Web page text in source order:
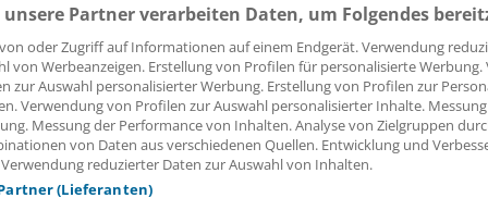
vergessen?
Problem beim Login?
ist mit wenigen Klicks erledigt und kostenlos.
des kostenlosen Login:
Analysen, Hintergründe und Infografiken
Interviews und Praxis-Tipps
Partner verarbeiten Daten, um Folgendes
oder Zugriff auf Informationen auf einem Endgerät. Verwendung
von Werbeanzeigen. Erstellung von Profilen für personalisierte
zur Auswahl personalisierter Werbung. Erstellung von Profilen zur
Verwendung von Profilen zur Auswahl personalisierter Inhalte.
Messung der Performance von Inhalten. Analyse von Zielgruppen
von Daten aus verschiedenen Quellen. Entwicklung und
reduzierter Daten zur Auswahl von Inhalten.
(Lieferanten)